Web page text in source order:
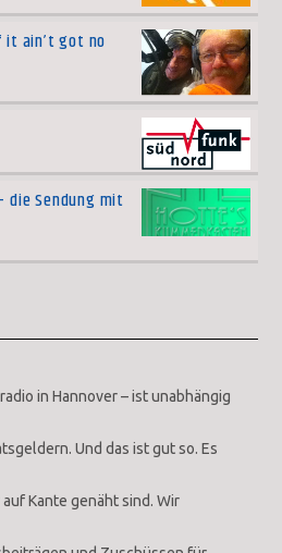
it ain’t got no
die Sendung mit
in Hannover – ist unabhängig
Und das ist gut so. Es
Kante genäht sind. Wir